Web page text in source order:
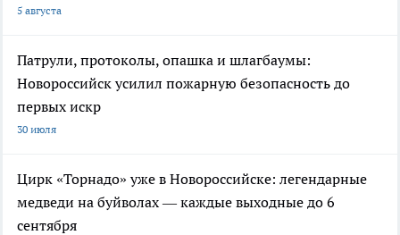
5 августа
Патрули, протоколы, опашка и шлагбаумы:
Новороссийск усилил пожарную безопасность до
первых искр
30 июля
Цирк «Торнадо» уже в Новороссийске: легендарные
медведи на буйволах — каждые выходные до 6
сентября